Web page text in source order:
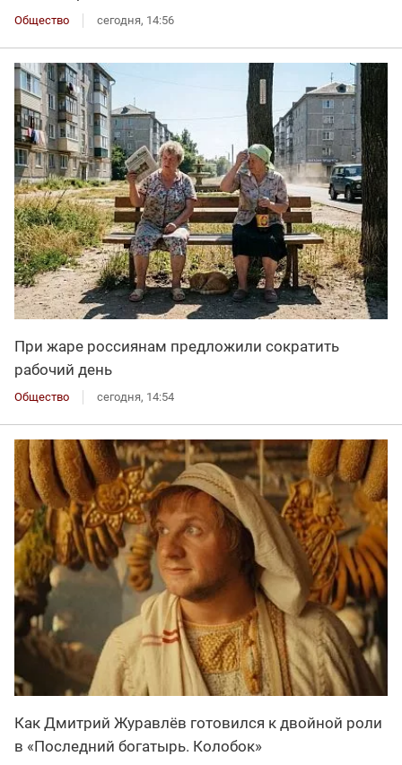
Общество сегодня, 14:56
При жаре россиянам предложили сократить
рабочий день
Общество сегодня, 14:54
Как Дмитрий Журавлёв готовился к двойной роли
в «Последний богатырь. Колобок»